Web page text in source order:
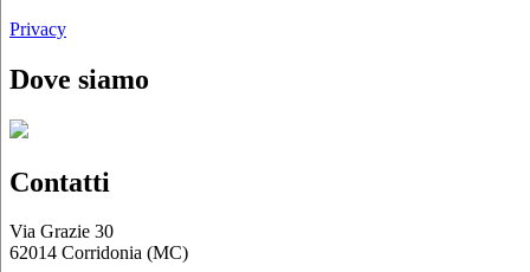
Privacy
Dove siamo
Contatti
Via Grazie 30
62014 Corridonia (MC)